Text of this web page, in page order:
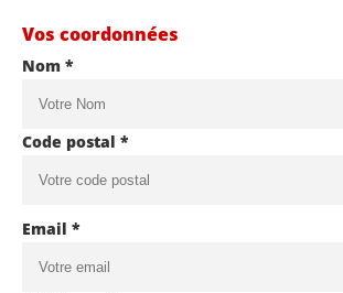
Vos coordonnées
Nom *
Code postal *
Email *